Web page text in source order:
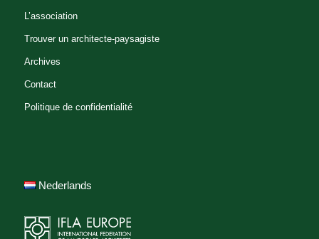
L’association
Trouver un architecte-paysagiste
Archives
Contact
Politique de confidentialité
Nederlands